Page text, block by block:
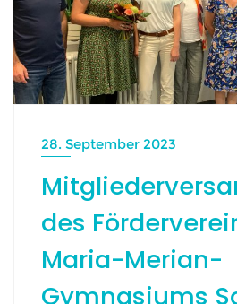
28. September 2023
des
Maria-Merian-
Gymnasiums